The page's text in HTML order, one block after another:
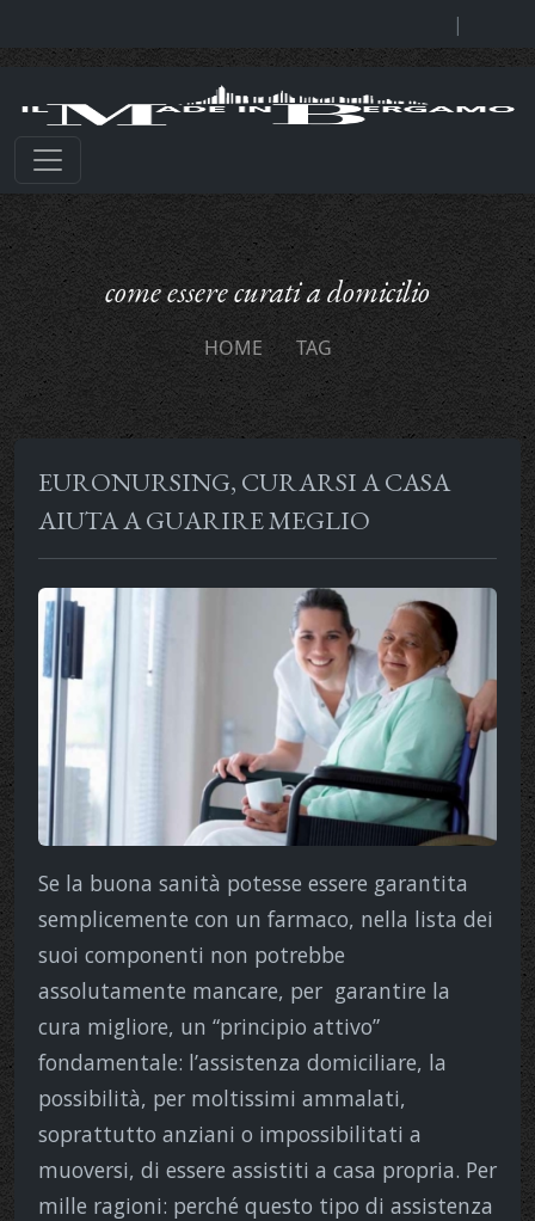
|
come essere curati a domicilio
HOME TAG
EURONURSING, CURARSI A CASA
AIUTA A GUARIRE MEGLIO
Se la buona sanità potesse essere garantita
semplicemente con un farmaco, nella lista dei
suoi componenti non potrebbe
assolutamente mancare, per garantire la
cura migliore, un “principio attivo”
fondamentale: l’assistenza domiciliare, la
possibilità, per moltissimi ammalati,
soprattutto anziani o impossibilitati a
muoversi, di essere assistiti a casa propria. Per
mille ragioni: perché questo tipo di assistenza